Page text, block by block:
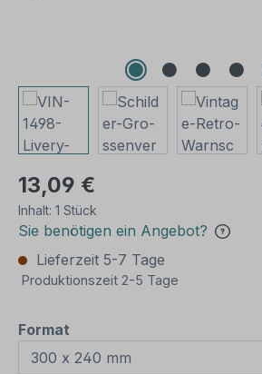
13,09 €
Inhalt: 1 Stück
Sie benötigen ein Angebot?
Lieferzeit 5-7 Tage
Produktionszeit 2-5 Tage
Format